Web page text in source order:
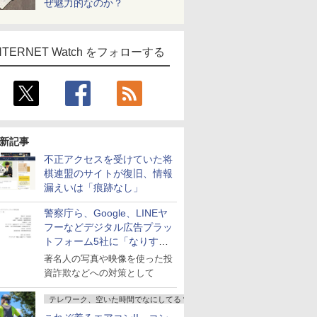
ぜ魅力的なのか？
Watch をフォローする
記事
不正アクセスを受けていた将
棋連盟のサイトが復旧、情報
漏えいは「痕跡なし」
警察庁ら、Google、LINEヤ
フーなどデジタル広告プラッ
トフォーム5社に「なりすま
し詐欺広告」対策強化を要請
著名人の写真や映像を使った投
資詐欺などへの対策として
テレワーク、空いた時間でなにしてる？